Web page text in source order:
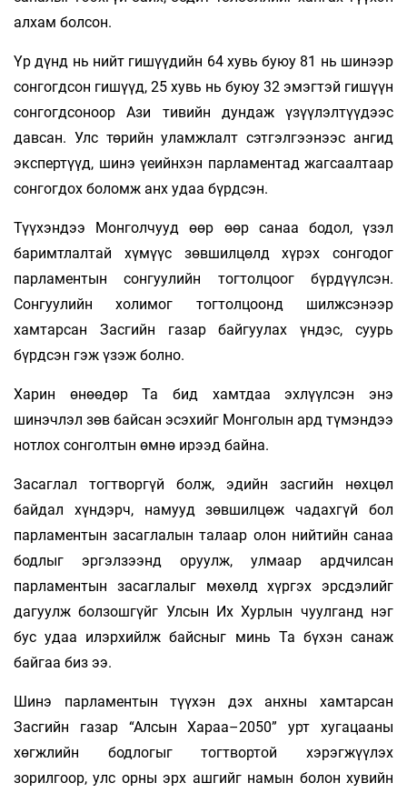
алхам болсон.
Үр дүнд нь нийт гишүүдийн 64 хувь буюу 81 нь шинээр
сонгогдсон гишүүд, 25 хувь нь буюу 32 эмэгтэй гишүүн
сонгогдсоноор Ази тивийн дундаж үзүүлэлтүүдээс
давсан. Улс төрийн уламжлалт сэтгэлгээнээс ангид
экспертүүд, шинэ үеийнхэн парламентад жагсаалтаар
сонгогдох боломж анх удаа бүрдсэн.
Түүхэндээ Монголчууд өөр өөр санаа бодол, үзэл
баримтлалтай хүмүүс зөвшилцөлд хүрэх сонгодог
парламентын сонгуулийн тогтолцоог бүрдүүлсэн.
Сонгуулийн холимог тогтолцоонд шилжсэнээр
хамтарсан Засгийн газар байгуулах үндэс, суурь
бүрдсэн гэж үзэж болно.
Харин өнөөдөр Та бид хамтдаа эхлүүлсэн энэ
шинэчлэл зөв байсан эсэхийг Монголын ард түмэндээ
нотлох сонголтын өмнө ирээд байна.
Засаглал тогтворгүй болж, эдийн засгийн нөхцөл
байдал хүндэрч, намууд зөвшилцөж чадахгүй бол
парламентын засаглалын талаар олон нийтийн санаа
бодлыг эргэлзээнд оруулж, улмаар ардчилсан
парламентын засаглалыг мөхөлд хүргэх эрсдэлийг
дагуулж болзошгүйг Улсын Их Хурлын чуулганд нэг
бус удаа илэрхийлж байсныг минь Та бүхэн санаж
байгаа биз ээ.
Шинэ парламентын түүхэн дэх анхны хамтарсан
Засгийн газар “Алсын Хараа–2050” урт хугацааны
хөгжлийн бодлогыг тогтвортой хэрэгжүүлэх
зорилгоор, улс орны эрх ашгийг намын болон хувийн